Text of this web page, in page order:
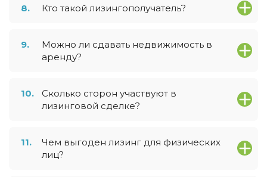
8. Кто такой лизингополучатель?
9.
Можно ли сдавать недвижимость в
аренду?
10.
Сколько сторон участвуют в
лизинговой сделке?
11.
Чем выгоден лизинг для физических
лиц?